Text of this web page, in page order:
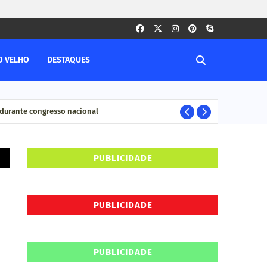
VELHO DESTAQUES
congresso nacional
PUBLICIDADE
PUBLICIDADE
PUBLICIDADE